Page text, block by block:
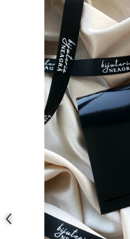
Brățări din Aur cu pietre
semiprețioase
Brățări din Argint cu pietre
Brățări elastice cu pietre
semiprețioase
BRĂȚĂRI DE PICIOR
Brățări de picior din Aur
Brățări de picior din Argint
Coliere cu mărgele colorate și
Coliere cu pietre semiprețioase